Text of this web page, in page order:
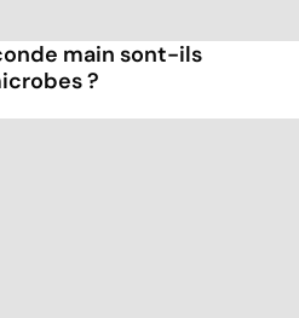
main sont-ils
?